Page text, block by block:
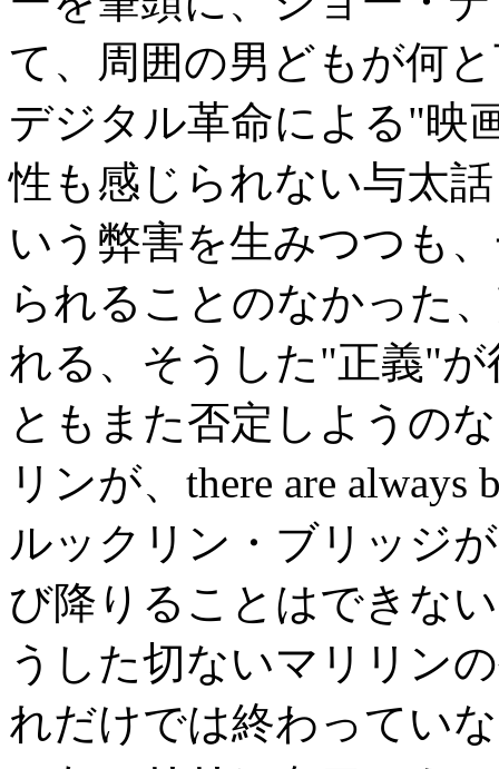
て、周囲の男どもが何
デジタル革命による"映
性も感じられない与太
いう弊害を生みつつも
られることのなかった
れる、そうした"正義"
ともまた否定しようの
リンが、there are
ルックリン・ブリッジ
び降りることはできな
うした切ないマリリン
れだけでは終わってい